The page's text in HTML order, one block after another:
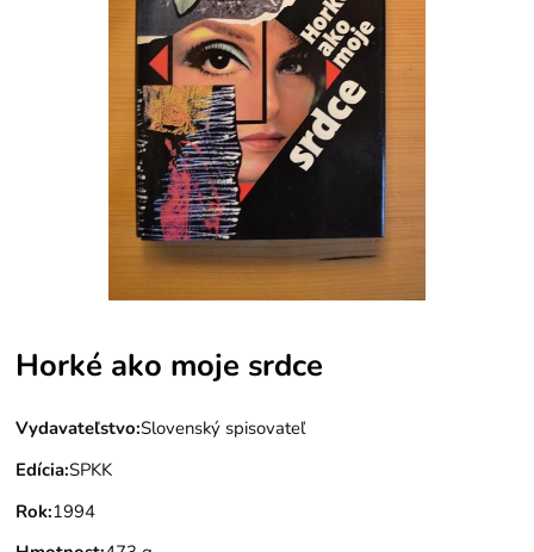
Horké ako moje srdce
Vydavateľstvo:Slovenský spisovateľ
Edícia:SPKK
Rok:1994